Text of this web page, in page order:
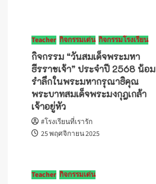
Teacher กิจกรรมเด่น กิจกรรมโรงเรียน
กิจกรรม “วันสมเด็จพระมหา
ธีรราชเจ้า” ประจำปี 2568 น้อม
รำลึกในพระมหากรุณาธิคุณ
พระบาทสมเด็จพระมงกุฎเกล้า
เจ้าอยู่หัว
#โรงเรียนที่เรารัก
25 พฤศจิกายน 2025
Teacher กิจกรรมเด่น